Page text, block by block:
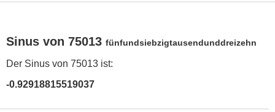
Sinus von 75013 fünfundsiebzigtausendunddreizehn
Der Sinus von 75013 ist:
-0.92918815519037